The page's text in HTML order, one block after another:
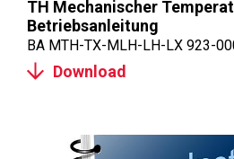
TH Mechanischer
Betriebsanleitung
BA MTH-TX-MLH-LH-LX 923-
Download